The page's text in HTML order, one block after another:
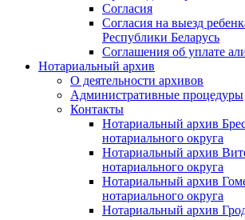
Согласия
Согласия на выезд
Республики Беларусь
Соглашения об уплате
Нотариальный архив
О деятельности архивов
Административные процедуры
Контакты
Нотариальный архив
нотариального округа
Нотариальный архив
нотариального округа
Нотариальный архив
нотариального округа
Нотариальный архив